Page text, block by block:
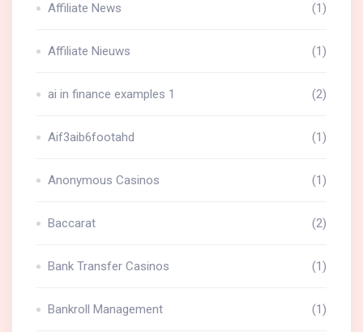
Affiliate News (1)
Affiliate Nieuws (1)
ai in finance examples 1 (2)
Aif3aib6footahd (1)
Anonymous Casinos (1)
Baccarat (2)
Bank Transfer Casinos (1)
Bankroll Management (1)